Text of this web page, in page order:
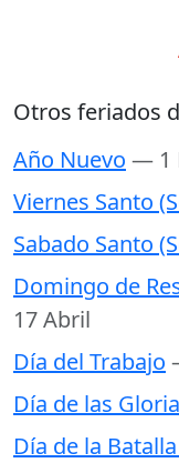
Otros feriados
Año Nuevo — 1
Viernes Santo
Sabado Santo
Domingo de
17 Abril
Día del Trabajo
Día de las
Día de la